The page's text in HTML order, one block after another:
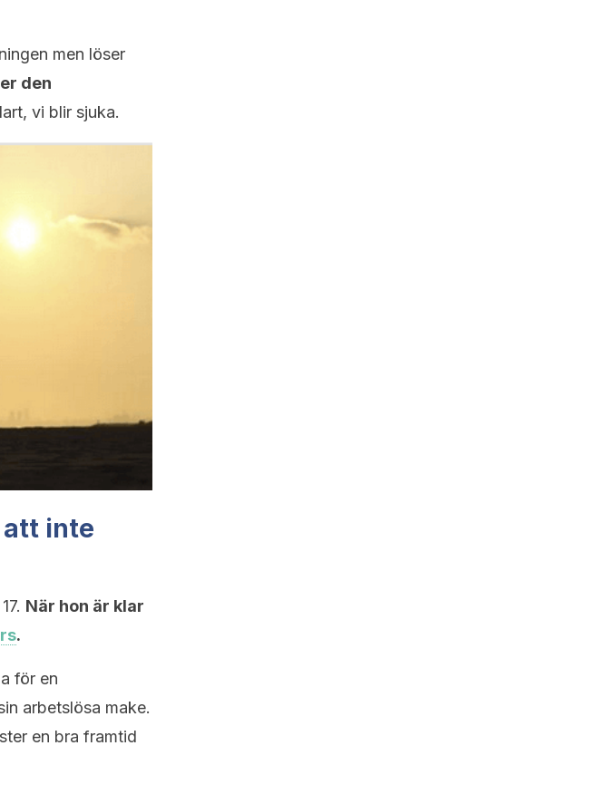
men löser
den
vi blir sjuka.
inte
När hon är klar
.
för en
arbetslösa make.
en bra framtid